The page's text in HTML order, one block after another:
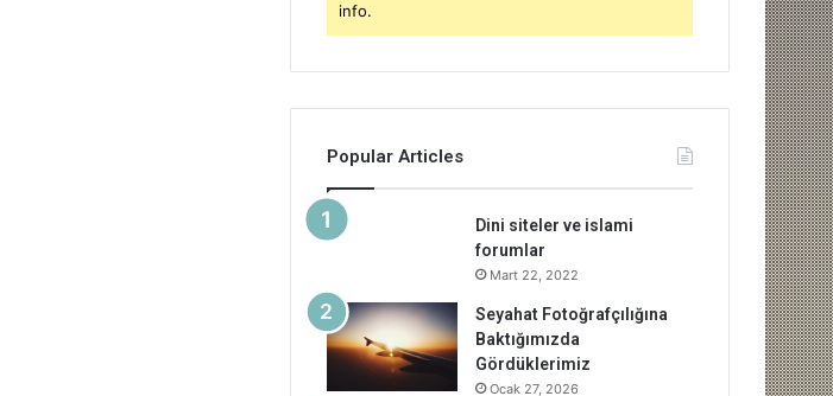
info.
Popular Articles
Dini siteler ve islami
forumlar
Mart 22, 2022
Seyahat Fotoğrafçılığına
Baktığımızda
Gördüklerimiz
Ocak 27, 2026